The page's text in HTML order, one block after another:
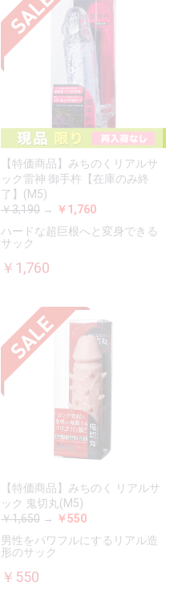
【特価商品】みちのくリアルサ
ック雷神 御手杵【在庫のみ終
了】(M5)
￥3,190 → ￥1,760
ハードな超巨根へと変身できる
サック
￥1,760
【特価商品】みちのく リアルサ
ック 鬼切丸(M5)
￥1,650 → ￥550
男性をパワフルにするリアル造
形のサック
￥550